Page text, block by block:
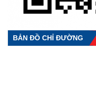
BẢN ĐỒ CHỈ ĐƯỜNG